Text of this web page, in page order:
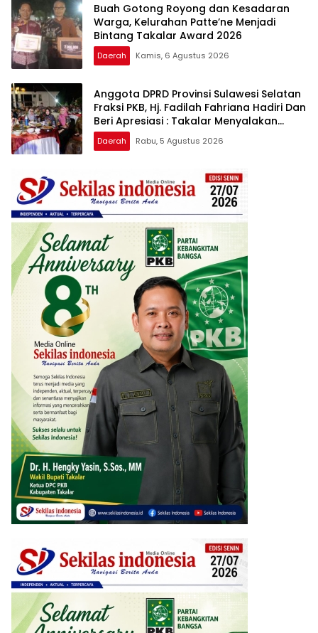
Buah Gotong Royong dan Kesadaran
Warga, Kelurahan Patte’ne Menjadi
Bintang Takalar Award 2026
Daerah Kamis, 6 Agustus 2026
Anggota DPRD Provinsi Sulawesi Selatan
Fraksi PKB, Hj. Fadilah Fahriana Hadiri Dan
Beri Apresiasi : Takalar Menyalakan
Lentera Pengabdian Melalui Malam
Apresiasi dan Inovasi Award 2026
Daerah Rabu, 5 Agustus 2026